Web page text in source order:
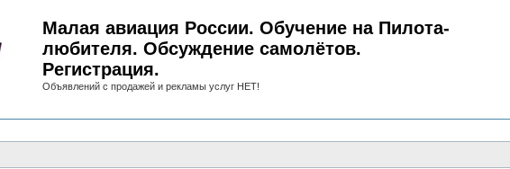
Малая авиация России. Обучение на Пилота-
любителя. Обсуждение самолётов.
Регистрация.
Объявлений с продажей и рекламы услуг НЕТ!